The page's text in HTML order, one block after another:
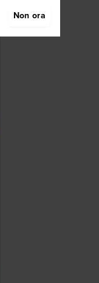
Non ora